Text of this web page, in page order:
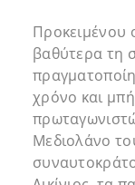
Προκειμένου
βαθύτερα τη
χρόνο και
Μεδιολάνο